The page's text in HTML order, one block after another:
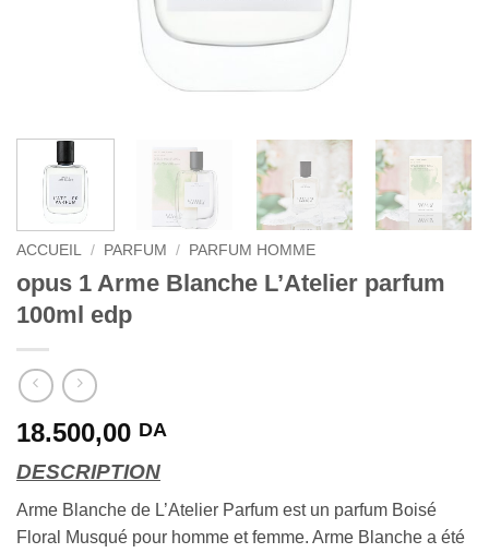
ACCUEIL / PARFUM / PARFUM HOMME
opus 1 Arme Blanche L’Atelier parfum
100ml edp
18.500,00 DA
DESCRIPTION
Arme Blanche de L’Atelier Parfum est un parfum Boisé
Floral Musqué pour homme et femme. Arme Blanche a été